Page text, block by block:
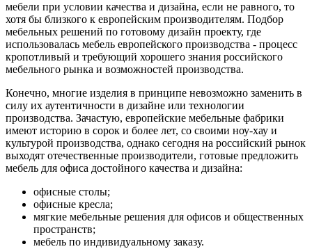
мебели при условии качества и дизайна, если не равного, то
хотя бы близкого к европейским производителям. Подбор
мебельных решений по готовому дизайн проекту, где
использовалась мебель европейского производства - процесс
кропотливый и требующий хорошего знания российского
мебельного рынка и возможностей производства.
Конечно, многие изделия в принципе невозможно заменить в
силу их аутентичности в дизайне или технологии
производства. Зачастую, европейские мебельные фабрики
имеют историю в сорок и более лет, со своими ноу-хау и
культурой производства, однако сегодня на российский рынок
выходят отечественные производители, готовые предложить
мебель для офиса достойного качества и дизайна:
офисные столы;
офисные кресла;
мягкие мебельные решения для офисов и общественных
пространств;
мебель по индивидуальному заказу.